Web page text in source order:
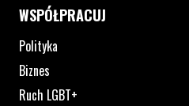
WSPÓŁPRACUJ
Polityka
Biznes
Ruch LGBT+